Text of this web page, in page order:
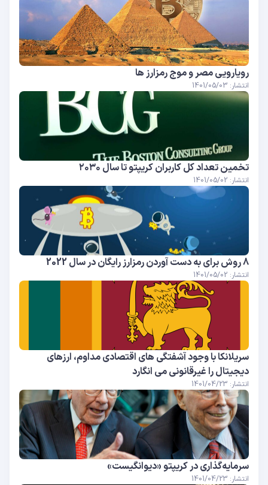
رویارویی مصر و موج رمزارز ها
انتشار: 1401/05/03
تخمین تعداد کل کاربران کریپتو تا سال ۲۰۳۰
انتشار: 1401/05/02
8 روش برای به دست آوردن رمزارز رایگان در سال 2022
انتشار: 1401/05/02
سریلانکا با وجود آشفتگی های اقتصادی مداوم، ارزهای
دیجیتال را غیرقانونی می انگارد
انتشار: 1401/04/23
سرمایه‌گذاری در کریپتو «دیوانگیست»
انتشار: 1401/04/23